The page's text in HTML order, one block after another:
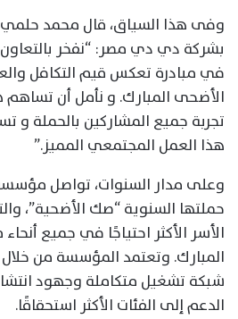
وفى هذا السياق، قال محمد حلمي،
بشركة دي دي مصر: “نفخر
في مبادرة تعكس قيم التكافل
الأضحى المبارك. و نأمل أن
تجربة جميع المشاركين بالحملة
هذا العمل المجتمعي المميز.”
وعلى مدار السنوات، تواصل
حملتها السنوية “صك الأضحية”،
الأسر الأكثر احتياجًا في جميع
المبارك. وتعتمد المؤسسة من
شبكة تشغيل متكاملة وجهود
الدعم إلى الفئات الأكثر استحقاقًا.